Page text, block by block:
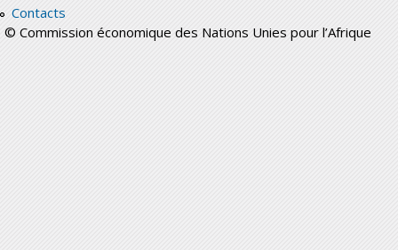
Contacts
© Commission économique des Nations Unies pour l’Afrique